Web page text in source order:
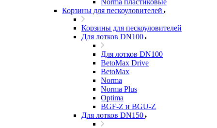
Norma пластиковые
Корзины для пескоуловителей
Корзины для пескоуловителей
Для лотков DN100
Для лотков DN100
BetoMax Drive
BetoMax
Norma
Norma Plus
Optima
BGF-Z и BGU-Z
Для лотков DN150